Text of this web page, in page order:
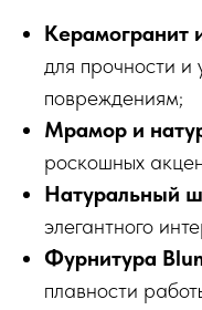
Керамогранит
для прочности и
повреждениям;
Мрамор и
роскошных
Натуральный
элегантного
Фурнитура
плавности